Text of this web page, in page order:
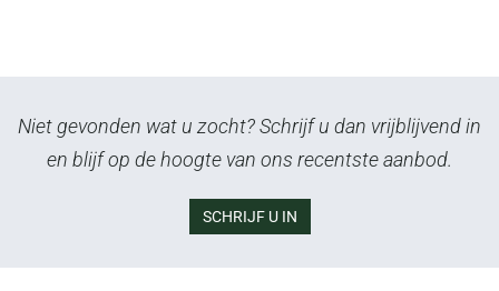
Niet gevonden wat u zocht? Schrijf u dan vrijblijvend in
en blijf op de hoogte van ons recentste aanbod.
SCHRIJF U IN